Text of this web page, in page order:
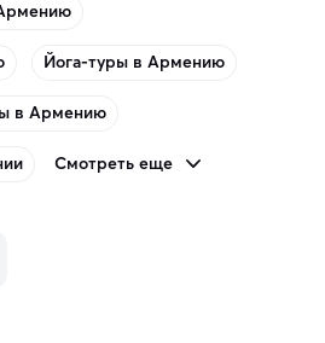
Йога-туры в Армению
в Армению
Смотреть еще